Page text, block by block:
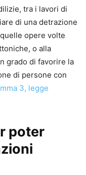
tra i lavori di
di una detrazione
opere volte
o alla
grado di favorire la
di persone con
3, legge
poter